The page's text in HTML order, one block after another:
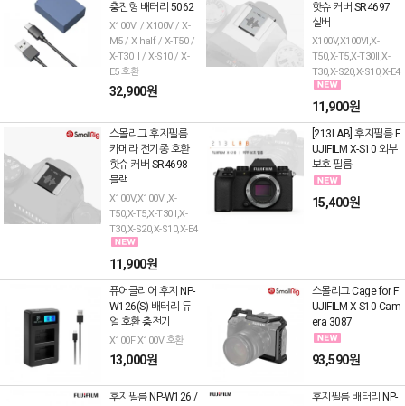
충전형 배터리 5062
X100VI / X100V / X-
M5 / X half / X-T50 /
X-T30 II / X-S10 / X-
E5 호환
32,900원
핫슈 커버 SR4697
실버
X100V,X100VI,X-
T50,X-T5,X-T30II,X-
T30,X-S20,X-S10,X-E4
11,900원
스몰리그 후지필름
카메라 전기종 호환
핫슈 커버 SR4698
블랙
X100V,X100VI,X-
T50,X-T5,X-T30II,X-
T30,X-S20,X-S10,X-E4
11,900원
[213LAB] 후지필름 F
UJIFILM X-S10 외부
보호 필름
15,400원
퓨어클리어 후지 NP-
W126(S) 배터리 듀
얼 호환 충전기
X100F X100V 호환
13,000원
스몰리그 Cage for F
UJIFILM X-S10 Cam
era 3087
93,590원
후지필름 NP-W126 /
후지필름 배터리 NP-